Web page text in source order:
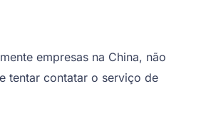
empresas na China, não
tentar contatar o serviço de